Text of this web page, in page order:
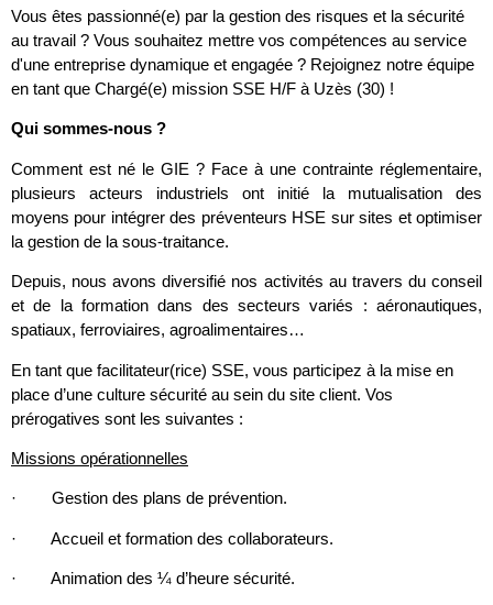
Vous êtes passionné(e) par la gestion des risques et la sécurité
au travail ? Vous souhaitez mettre vos compétences au service
d'une entreprise dynamique et engagée ? Rejoignez notre équipe
en tant que Chargé(e) mission SSE H/F à Uzès (30) !
Qui sommes-nous ?
Comment est né le GIE ? Face à une contrainte réglementaire,
plusieurs acteurs industriels ont initié la mutualisation des
moyens pour intégrer des préventeurs HSE sur sites et optimiser
la gestion de la sous-traitance.
Depuis, nous avons diversifié nos activités au travers du conseil
et de la formation dans des secteurs variés : aéronautiques,
spatiaux, ferroviaires, agroalimentaires…
En tant que facilitateur(rice) SSE, vous participez à la mise en
place d’une culture sécurité au sein du site client. Vos
prérogatives sont les suivantes :
Missions opérationnelles
· Gestion des plans de prévention.
· Accueil et formation des collaborateurs.
· Animation des ¼ d’heure sécurité.